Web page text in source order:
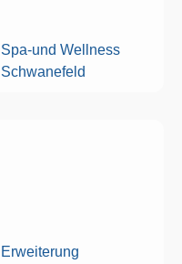
Spa-und Wellness
Schwanefeld
Erweiterung